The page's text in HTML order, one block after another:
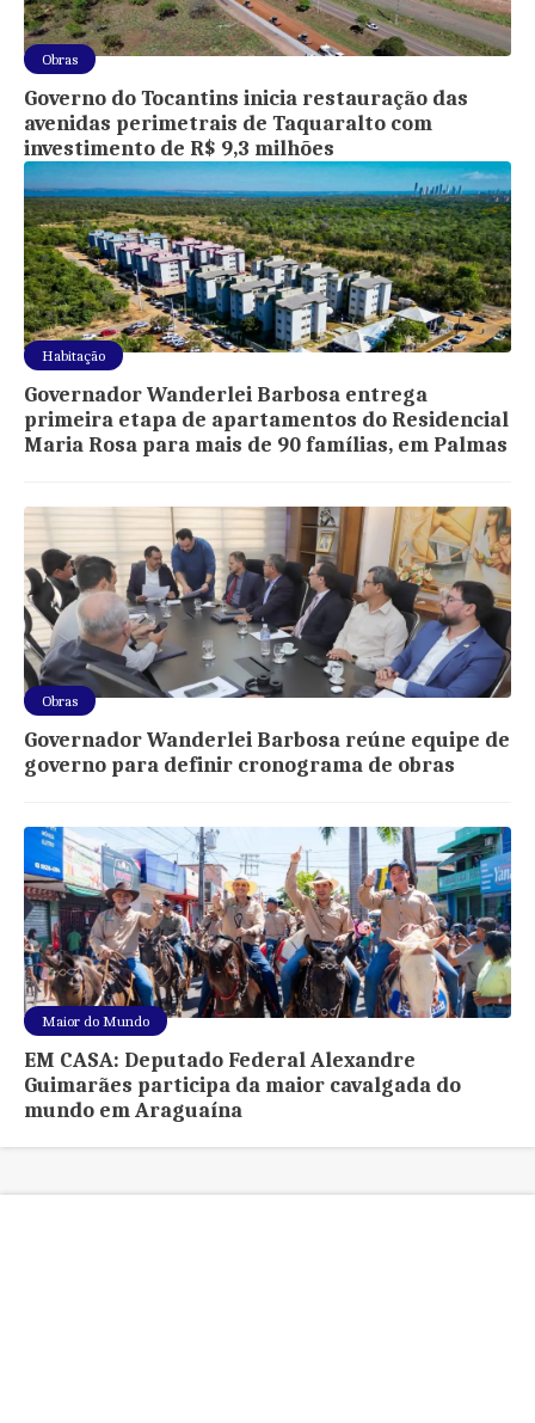
Obras
Governo do Tocantins inicia restauração das
avenidas perimetrais de Taquaralto com
investimento de R$ 9,3 milhões
Habitação
Governador Wanderlei Barbosa entrega
primeira etapa de apartamentos do Residencial
Maria Rosa para mais de 90 famílias, em Palmas
Obras
Governador Wanderlei Barbosa reúne equipe de
governo para definir cronograma de obras
Maior do Mundo
EM CASA: Deputado Federal Alexandre
Guimarães participa da maior cavalgada do
mundo em Araguaína